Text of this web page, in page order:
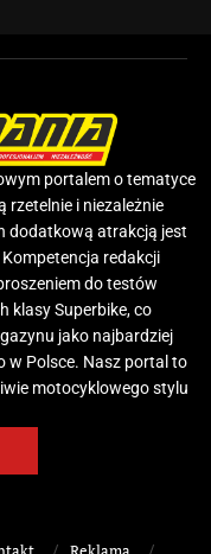
portalem o tematyce
rzetelnie i niezależnie
dodatkową atrakcją jest
redakcji
do testów
klasy Superbike, co
jako najbardziej
w Polsce. Nasz portal to
motocyklowego stylu